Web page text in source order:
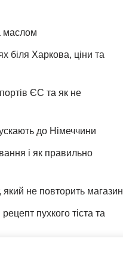
маслом
біля Харкова, ціни та
ЄС та як не
до Німеччини
і як правильно
не повторить магазин
пухкого тіста та